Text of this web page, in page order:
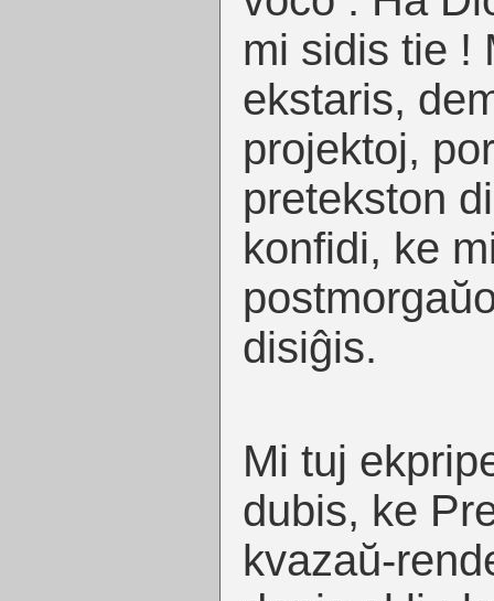
mi sidis tie !
ekstaris,
projektoj,
pretekston
konfidi, ke
disiĝis.
Mi tuj
dubis, ke
kvazaŭ-